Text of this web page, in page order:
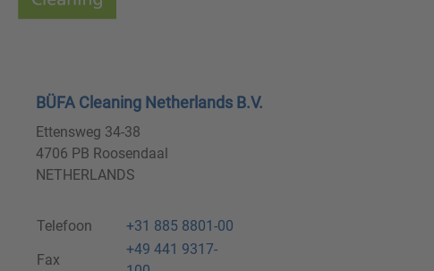
BÜFA Cleaning Netherlands B.V.
Ettensweg 34-38
4706 PB Roosendaal
NETHERLANDS
Telefoon
+31 885 8801-00
Fax
+49 441 9317-